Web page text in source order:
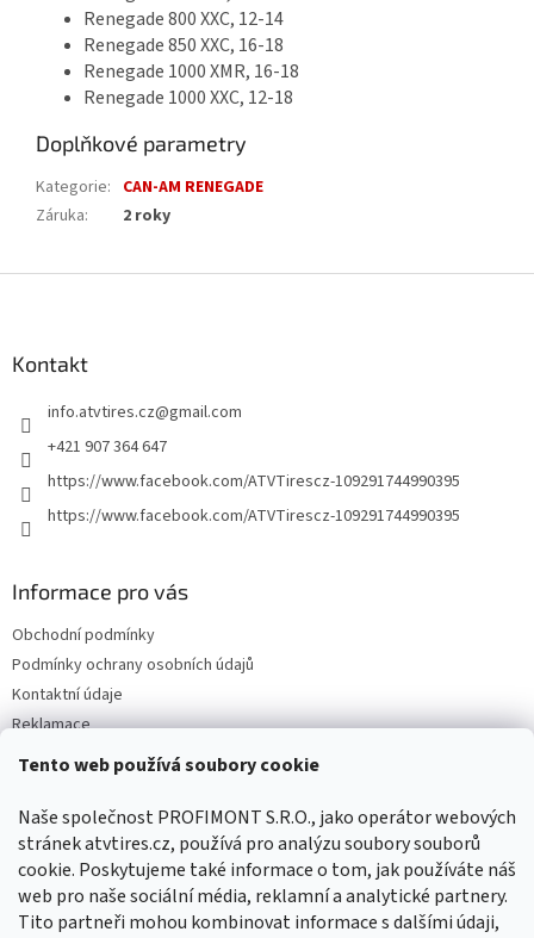
Tento web používá soubory cookie
Naše společnost PROFIMONT S.R.O., jako operátor webových
stránek atvtires.cz, používá pro analýzu soubory souborů
cookie. Poskytujeme také informace o tom, jak používáte náš
web pro naše sociální média, reklamní a analytické partnery.
Tito partneři mohou kombinovat informace s dalšími údaji,
Renegade 800 XXC, 12-14
Renegade 850 XXC, 16-18
Renegade 1000 XMR, 16-18
Renegade 1000 XXC, 12-18
Doplňkové parametry
Kategorie: CAN-AM RENEGADE
Záruka: 2 roky
Kontakt
info.atvtires.cz@gmail.com
+421 907 364 647
https://www.facebook.com/ATVTirescz-109291744990395
https://www.facebook.com/ATVTirescz-109291744990395
Informace pro vás
Obchodní podmínky
Podmínky ochrany osobních údajů
Kontaktní údaje
Reklamace
Facebook